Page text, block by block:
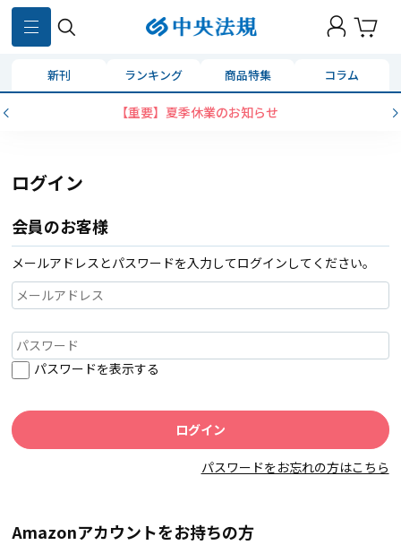
新刊 ランキング 商品特集 コラム
【重要】夏季休業のお知らせ
ログイン
会員のお客様
メールアドレスとパスワードを入力してログインしてください。
パスワードを表示する
パスワードをお忘れの方はこちら
Amazonアカウントをお持ちの方